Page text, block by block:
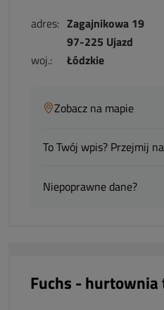
adres: Zagajnikowa 19
97-225 Ujazd
woj.:
Łódzkie
Zobacz na mapie
To Twój wpis? Przejmij
Niepoprawne dane?
Fuchs -